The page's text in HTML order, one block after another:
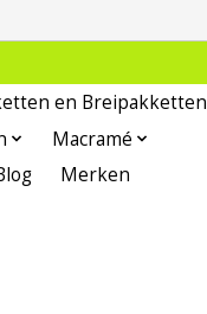
en Breipakketten
Macramé
Merken